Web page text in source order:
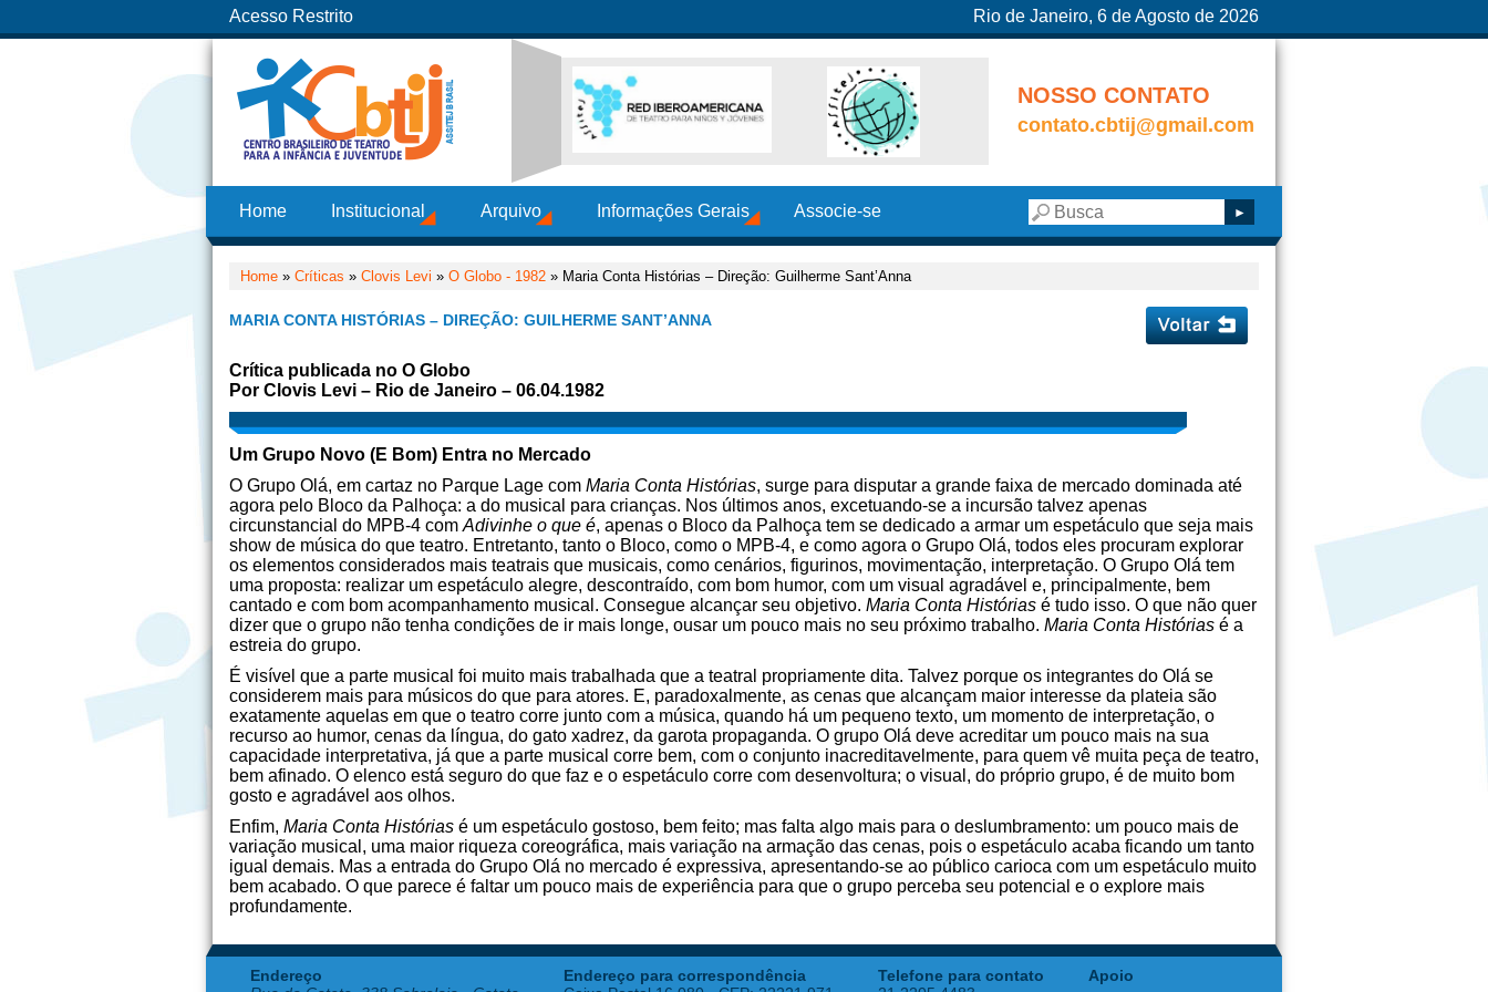
Acesso Restrito Rio de Janeiro, 6 de Agosto de 2026
NOSSO CONTATO
contato.cbtij@gmail.com
Home Institucional Arquivo Informações Gerais Associe-se
Home » Críticas » Clovis Levi » O Globo - 1982 » Maria Conta Histórias – Direção: Guilherme Sant’Anna
MARIA CONTA HISTÓRIAS – DIREÇÃO: GUILHERME SANT’ANNA
Crítica publicada no O Globo
Por Clovis Levi – Rio de Janeiro – 06.04.1982
Um Grupo Novo (E Bom) Entra no Mercado
O Grupo Olá, em cartaz no Parque Lage com Maria Conta Histórias, surge para disputar a grande faixa de mercado dominada até
agora pelo Bloco da Palhoça: a do musical para crianças. Nos últimos anos, excetuando-se a incursão talvez apenas
circunstancial do MPB-4 com Adivinhe o que é, apenas o Bloco da Palhoça tem se dedicado a armar um espetáculo que seja mais
show de música do que teatro. Entretanto, tanto o Bloco, como o MPB-4, e como agora o Grupo Olá, todos eles procuram explorar
os elementos considerados mais teatrais que musicais, como cenários, figurinos, movimentação, interpretação. O Grupo Olá tem
uma proposta: realizar um espetáculo alegre, descontraído, com bom humor, com um visual agradável e, principalmente, bem
cantado e com bom acompanhamento musical. Consegue alcançar seu objetivo. Maria Conta Histórias é tudo isso. O que não quer
dizer que o grupo não tenha condições de ir mais longe, ousar um pouco mais no seu próximo trabalho. Maria Conta Histórias é a
estreia do grupo.
É visível que a parte musical foi muito mais trabalhada que a teatral propriamente dita. Talvez porque os integrantes do Olá se
considerem mais para músicos do que para atores. E, paradoxalmente, as cenas que alcançam maior interesse da plateia são
exatamente aquelas em que o teatro corre junto com a música, quando há um pequeno texto, um momento de interpretação, o
recurso ao humor, cenas da língua, do gato xadrez, da garota propaganda. O grupo Olá deve acreditar um pouco mais na sua
capacidade interpretativa, já que a parte musical corre bem, com o conjunto inacreditavelmente, para quem vê muita peça de teatro,
bem afinado. O elenco está seguro do que faz e o espetáculo corre com desenvoltura; o visual, do próprio grupo, é de muito bom
gosto e agradável aos olhos.
Enfim, Maria Conta Histórias é um espetáculo gostoso, bem feito; mas falta algo mais para o deslumbramento: um pouco mais de
variação musical, uma maior riqueza coreográfica, mais variação na armação das cenas, pois o espetáculo acaba ficando um tanto
igual demais. Mas a entrada do Grupo Olá no mercado é expressiva, apresentando-se ao público carioca com um espetáculo muito
bem acabado. O que parece é faltar um pouco mais de experiência para que o grupo perceba seu potencial e o explore mais
profundamente.
Endereço
Endereço para correspondência
Telefone para contato
Apoio